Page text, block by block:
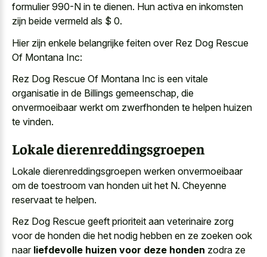
formulier 990-N in te dienen. Hun activa en inkomsten
zijn beide vermeld als $ 0.
Hier zijn enkele belangrijke feiten over Rez Dog Rescue
Of Montana Inc:
Rez Dog Rescue Of Montana Inc is een vitale
organisatie in de Billings gemeenschap, die
onvermoeibaar werkt om zwerfhonden te helpen huizen
te vinden.
Lokale dierenreddingsgroepen
Lokale dierenreddingsgroepen werken onvermoeibaar
om de toestroom van honden uit het N. Cheyenne
reservaat te helpen.
Rez Dog Rescue geeft prioriteit aan veterinaire zorg
voor de honden die het nodig hebben en ze zoeken ook
naar liefdevolle huizen voor deze honden zodra ze